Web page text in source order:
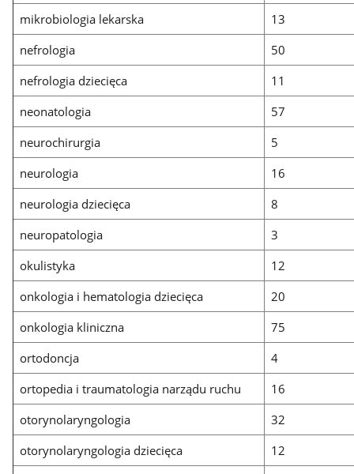
mikrobiologia lekarska
13
nefrologia
50
nefrologia dziecięca
11
neonatologia
57
neurochirurgia
5
neurologia
16
neurologia dziecięca
8
neuropatologia
3
okulistyka
12
onkologia i hematologia dziecięca
20
onkologia kliniczna
75
ortodoncja
4
ortopedia i traumatologia narządu ruchu
16
otorynolaryngologia
32
otorynolaryngologia dziecięca
12